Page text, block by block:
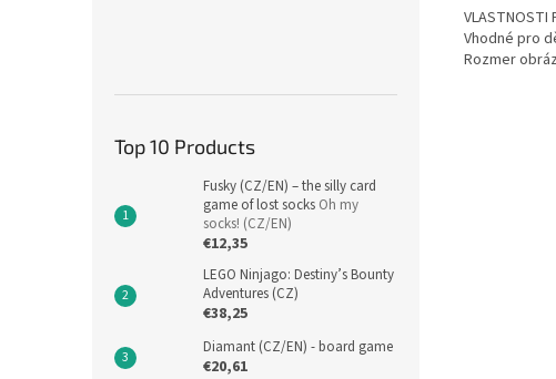
Top 10 Products
Fusky (CZ/EN) – the silly card
game of lost socks Oh my
socks! (CZ/EN)
€12,35
LEGO Ninjago: Destiny’s Bounty
Adventures (CZ)
€38,25
Diamant (CZ/EN) - board game
€20,61
VLASTNOSTI
Vhodné pro
Rozmer